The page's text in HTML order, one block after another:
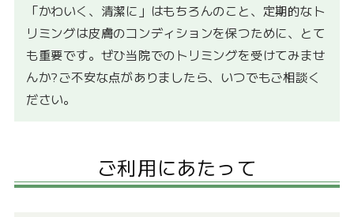
「かわいく、清潔に」はもちろんのこと、定期的なト
リミングは皮膚のコンディションを保つために、とて
も重要です。ぜひ当院でのトリミングを受けてみませ
んか?ご不安な点がありましたら、いつでもご相談く
ださい。
ご利用にあたって